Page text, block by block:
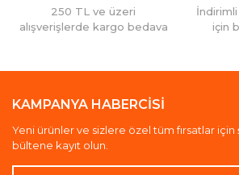
250 TL ve üzeri
alışverişlerde kargo bedava
için
KAMPANYA HABERCİSİ
Yeni ürünler ve sizlere özel tüm fırsatlar
bültene kayıt olun.